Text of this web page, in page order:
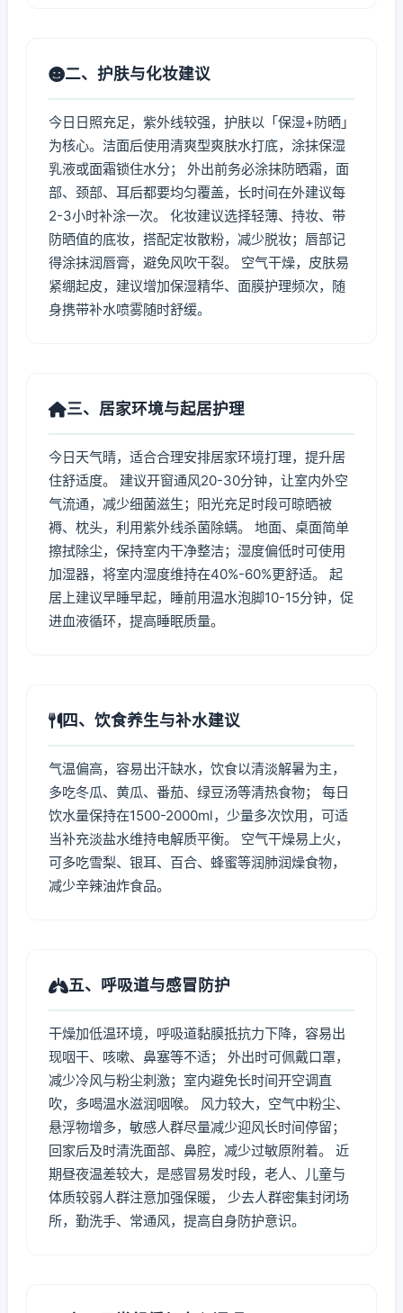
二、护肤与化妆建议
今日日照充足，紫外线较强，护肤以「保湿+防晒」
为核心。洁面后使用清爽型爽肤水打底，涂抹保湿
乳液或面霜锁住水分； 外出前务必涂抹防晒霜，面
部、颈部、耳后都要均匀覆盖，长时间在外建议每
2-3小时补涂一次。 化妆建议选择轻薄、持妆、带
防晒值的底妆，搭配定妆散粉，减少脱妆；唇部记
得涂抹润唇膏，避免风吹干裂。 空气干燥，皮肤易
紧绷起皮，建议增加保湿精华、面膜护理频次，随
身携带补水喷雾随时舒缓。
三、居家环境与起居护理
今日天气晴，适合合理安排居家环境打理，提升居
住舒适度。 建议开窗通风20-30分钟，让室内外空
气流通，减少细菌滋生；阳光充足时段可晾晒被
褥、枕头，利用紫外线杀菌除螨。 地面、桌面简单
擦拭除尘，保持室内干净整洁；湿度偏低时可使用
加湿器，将室内湿度维持在40%-60%更舒适。 起
居上建议早睡早起，睡前用温水泡脚10-15分钟，促
进血液循环，提高睡眠质量。
四、饮食养生与补水建议
气温偏高，容易出汗缺水，饮食以清淡解暑为主，
多吃冬瓜、黄瓜、番茄、绿豆汤等清热食物； 每日
饮水量保持在1500-2000ml，少量多次饮用，可适
当补充淡盐水维持电解质平衡。 空气干燥易上火，
可多吃雪梨、银耳、百合、蜂蜜等润肺润燥食物，
减少辛辣油炸食品。
五、呼吸道与感冒防护
干燥加低温环境，呼吸道黏膜抵抗力下降，容易出
现咽干、咳嗽、鼻塞等不适； 外出时可佩戴口罩，
减少冷风与粉尘刺激；室内避免长时间开空调直
吹，多喝温水滋润咽喉。 风力较大，空气中粉尘、
悬浮物增多，敏感人群尽量减少迎风长时间停留；
回家后及时清洗面部、鼻腔，减少过敏原附着。 近
期昼夜温差较大，是感冒易发时段，老人、儿童与
体质较弱人群注意加强保暖， 少去人群密集封闭场
所，勤洗手、常通风，提高自身防护意识。